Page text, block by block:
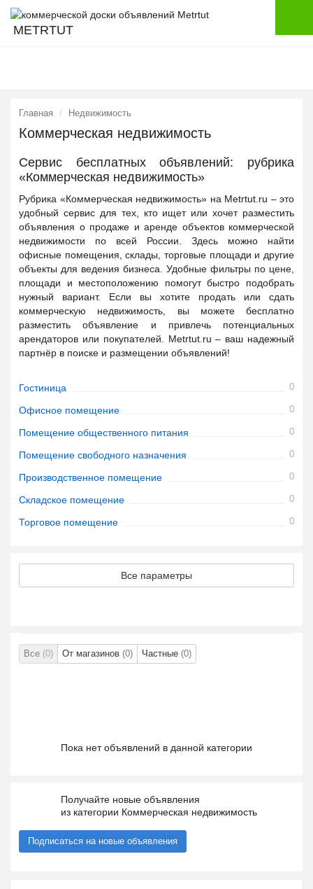
METRTUT
Главная Недвижимость
Коммерческая недвижимость
Сервис бесплатных объявлений: рубрика
«Коммерческая недвижимость»
Рубрика «Коммерческая недвижимость» на Metrtut.ru – это
удобный сервис для тех, кто ищет или хочет разместить
объявления о продаже и аренде объектов коммерческой
недвижимости по всей России. Здесь можно найти
офисные помещения, склады, торговые площади и другие
объекты для ведения бизнеса. Удобные фильтры по цене,
площади и местоположению помогут быстро подобрать
нужный вариант. Если вы хотите продать или сдать
коммерческую недвижимость, вы можете бесплатно
разместить объявление и привлечь потенциальных
арендаторов или покупателей. Metrtut.ru – ваш надежный
партнёр в поиске и размещении объявлений!
Гостиница 0
Офисное помещение 0
Помещение общественного питания 0
Помещение свободного назначения 0
Производственное помещение 0
Складское помещение 0
Торговое помещение 0
Все параметры
Все (0) От магазинов (0) Частные (0)
Пока нет объявлений в данной категории
Получайте новые объявления
из категории Коммерческая недвижимость
Подписаться на новые объявления